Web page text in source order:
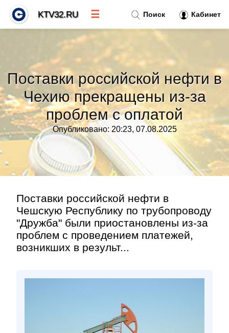
Поставки российской нефти в
Чехию прекращены из-за
проблем с оплатой
Опубликовано: 20:23, 07.08.2025
Поставки российской нефти в
Чешскую Республику по трубопроводу
"Дружба" были приостановлены из-за
проблем с проведением платежей,
возникших в результ...
Поиск Кабинет
KTV32.RU ☰
Тренды новостей»
Рубрики»
Правила
Контакт»